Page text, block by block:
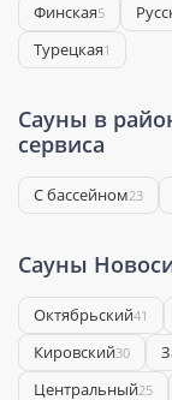
Финская5
Турецкая1
Сауны в
сервиса
С бассейном23
Сауны
Октябрьский41
Кировский30
Центральный25